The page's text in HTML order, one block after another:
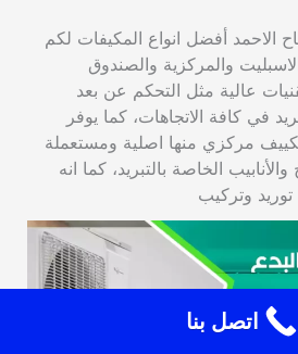
الاحمد أفضل انواع المكيفات لكم
والمركزية والصندوق
عالية مثل التحكم عن بعد
في كافة الاتجاهات، كما يوفر
مركزي منها اصلية ومستعملة
الخاصة بالتبريد، كما انه
وتركيب
اتصل بنا